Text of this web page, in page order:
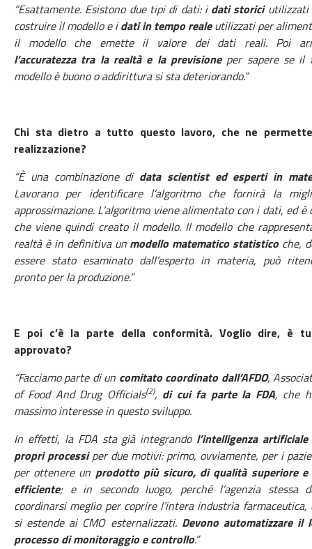
“Esattamente. Esistono due tipi di dati: i dati storiciutilizzati
costruire il modello e idati in tempo realeutilizzati per
il modello che emette il valore dei dati reali. Poi
l’accuratezza tra la realtà e la previsioneper sapere se il
modello è buono o addirittura si sta deteriorando.”
Chi sta dietro a tutto questo lavoro, che ne
realizzazione?
“È una combinazione di data scientist ed esperti in
Lavorano per identificare l’algoritmo che fornirà la
approssimazione. L’algoritmo viene alimentato con i dati, ed è
che viene quindi creato il modello. Il modello che
realtà è in definitiva un modello matematico statisticoche,
essere stato esaminato dall’esperto in materia, può
pronto per la produzione.”
E poi c’è la parte della conformità. Voglio dire, è
approvato?
“Facciamo parte di un comitato coordinato dall’AFDO,
of Food And Drug Officials(2), di cui fa parte la FDA, che
massimo interesse in questo sviluppo.
In effetti, la FDA sta già integrando l’intelligenza
propri processiper due motivi: primo, ovviamente, per i
per ottenere un prodotto più sicuro, di qualità superiore e
efficiente; e in secondo luogo, perché l’agenzia stessa
coordinarsi meglio per coprire l’intera industria farmaceutica,
si estende ai CMO esternalizzati. Devono automatizzare il
processo di monitoraggio e controllo.”